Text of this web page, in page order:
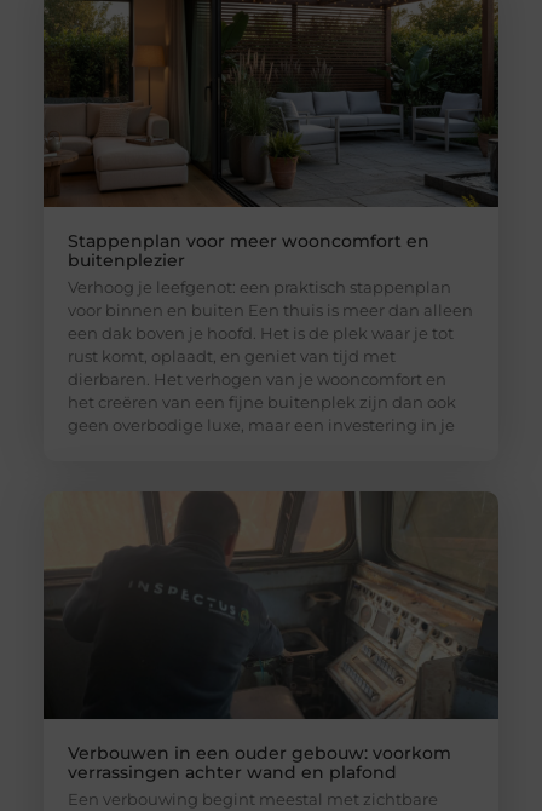
Stappenplan voor meer wooncomfort en
buitenplezier
Verhoog je leefgenot: een praktisch stappenplan
voor binnen en buiten Een thuis is meer dan alleen
een dak boven je hoofd. Het is de plek waar je tot
rust komt, oplaadt, en geniet van tijd met
dierbaren. Het verhogen van je wooncomfort en
het creëren van een fijne buitenplek zijn dan ook
geen overbodige luxe, maar een investering in je
Verbouwen in een ouder gebouw: voorkom
verrassingen achter wand en plafond
Een verbouwing begint meestal met zichtbare